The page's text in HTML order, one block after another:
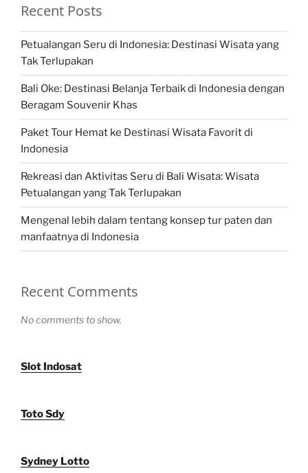
Recent Posts
Petualangan Seru di Indonesia: Destinasi Wisata yang
Tak Terlupakan
Bali Oke: Destinasi Belanja Terbaik di Indonesia dengan
Beragam Souvenir Khas
Paket Tour Hemat ke Destinasi Wisata Favorit di
Indonesia
Rekreasi dan Aktivitas Seru di Bali Wisata: Wisata
Petualangan yang Tak Terlupakan
Mengenal lebih dalam tentang konsep tur paten dan
manfaatnya di Indonesia
Recent Comments
No comments to show.
Slot Indosat
Toto Sdy
Sydney Lotto